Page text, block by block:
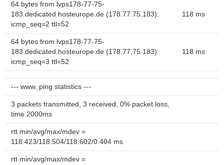
64 bytes from lvps178-77-75-
183.dedicated.hosteurope.de (178.77.75.183):
icmp_seq=2 ttl=52
118 ms
64 bytes from lvps178-77-75-
183.dedicated.hosteurope.de (178.77.75.183):
icmp_seq=3 ttl=52
118 ms
--- www. ping statistics ---
3 packets transmitted, 3 received, 0% packet loss,
time 2000ms
rtt min/avg/max/mdev =
118.423/118.504/118.602/0.404 ms
rtt min/avg/max/mdev =